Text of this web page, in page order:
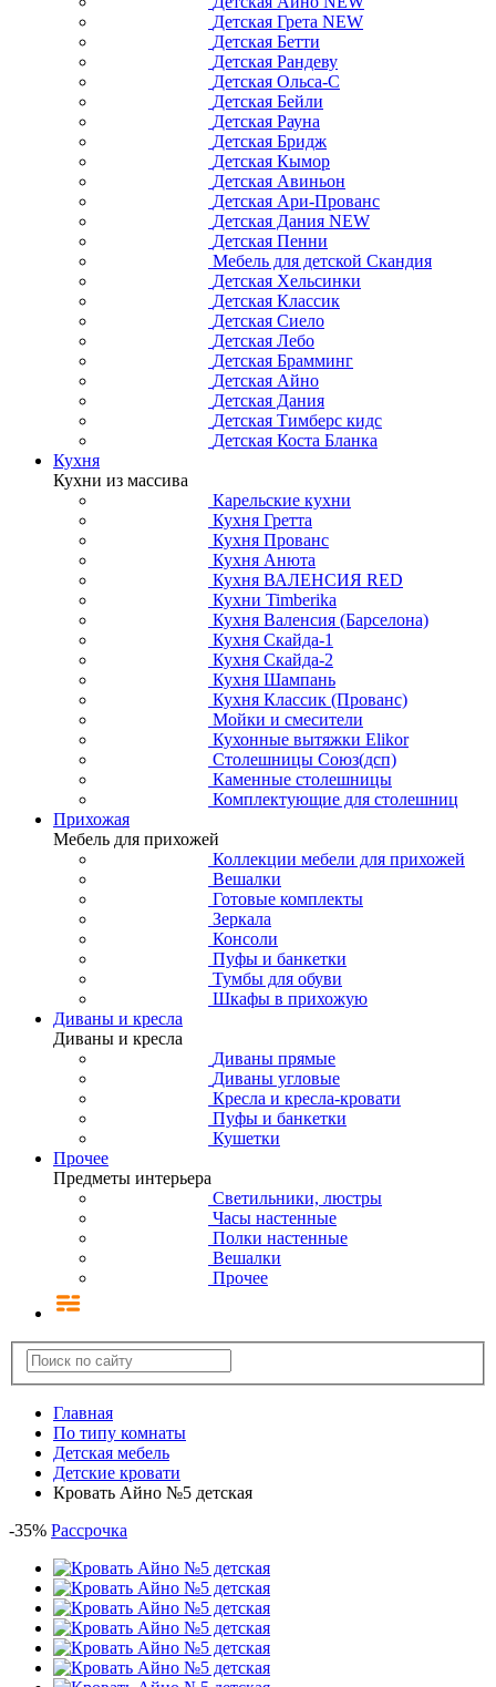
Детская Грета NEW
Детская Бетти
Детская Рандеву
Детская Ольса-С
Детская Бейли
Детская Рауна
Детская Бридж
Детская Кымор
Детская Авиньон
Детская Ари-Прованс
Детская Дания NEW
Детская Пенни
Мебель для детской Скандия
Детская Хельсинки
Детская Классик
Детская Сиело
Детская Лебо
Детская Брамминг
Детская Айно
Детская Дания
Детская Тимберс кидс
Детская Коста Бланка
Кухня
Кухни из массива
Карельские кухни
Кухня Гретта
Кухня Прованс
Кухня Анюта
Кухня ВАЛЕНСИЯ RED
Кухни Timberika
Кухня Валенсия (Барселона)
Кухня Скайда-1
Кухня Скайда-2
Кухня Шампань
Кухня Классик (Прованс)
Мойки и смесители
Кухонные вытяжки Elikor
Столешницы Союз(дсп)
Каменные столешницы
Комплектующие для столешниц
Прихожая
Мебель для прихожей
Коллекции мебели для прихожей
Вешалки
Готовые комплекты
Зеркала
Консоли
Пуфы и банкетки
Тумбы для обуви
Шкафы в прихожую
Диваны и кресла
Диваны и кресла
Диваны прямые
Диваны угловые
Кресла и кресла-кровати
Пуфы и банкетки
Кушетки
Прочее
Предметы интерьера
Светильники, люстры
Часы настенные
Полки настенные
Вешалки
Прочее
Главная
По типу комнаты
Детская мебель
Детские кровати
Кровать Айно №5 детская
-35% Рассрочка